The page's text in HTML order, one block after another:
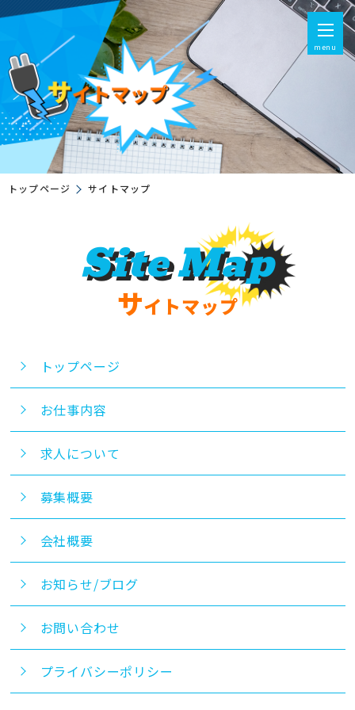
menu
トップページ サイトマップ
Site Map
サイトマップ
トップページ
お仕事内容
求人について
募集概要
会社概要
お知らせ/ブログ
お問い合わせ
プライバシーポリシー